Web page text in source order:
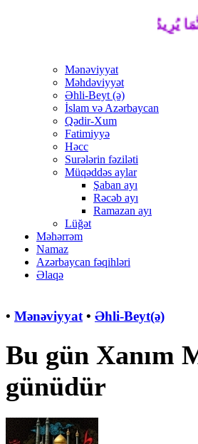
يُرِيدُ اللَّهُ لِيُذْهِبَ عَنْكُمُ
Mənəviyyat
Məhdəviyyət
Əhli-Beyt (ə)
İslam və Azərbaycan
Qədir-Xum
Fatimiyyə
Həcc
Surələrin fəziləti
Müqəddəs aylar
Şaban ayı
Rəcəb ayı
Ramazan ayı
Lüğət
Məhərrəm
Namaz
Azərbaycan fəqihləri
Əlaqə
• Mənəviyyat • Əhli-Beyt(ə)
Bu gün Xanım
günüdür